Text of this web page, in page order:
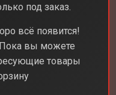
под заказ.
всё появится!
Пока вы можете
товары